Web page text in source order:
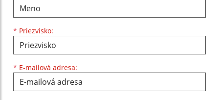
* Priezvisko:
* E-mailová adresa: